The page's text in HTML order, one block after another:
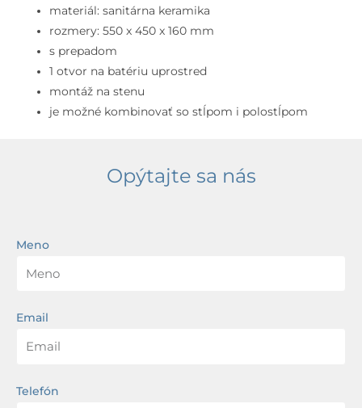
cm,
prepadom,
otvor
batériu,
materiál: sanitárna keramika
rozmery: 550 x 450 x 160 mm
s prepadom
1 otvor na batériu uprostred
montáž na stenu
je možné kombinovať so stĺpom i polostĺpom
Opýtajte sa nás
Meno
Email
Telefón